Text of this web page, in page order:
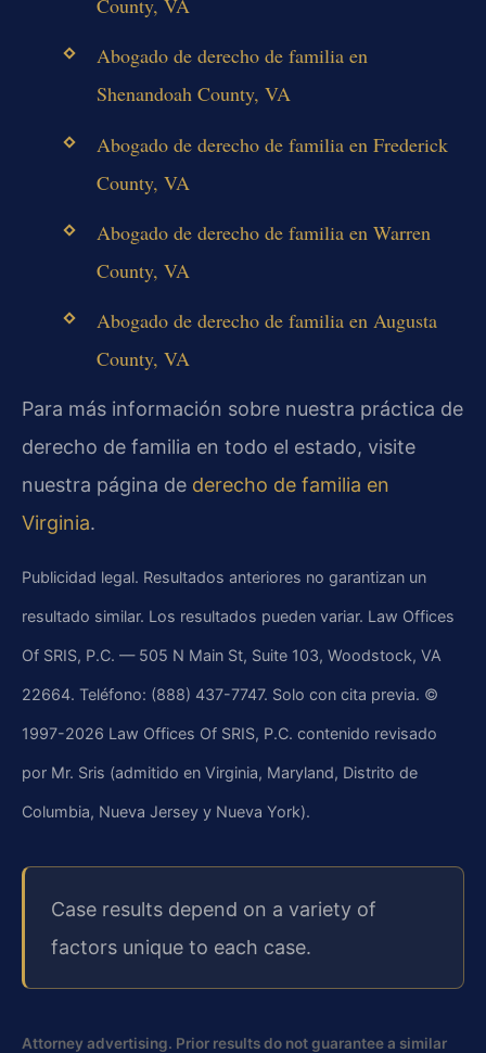
County, VA
Abogado de derecho de familia en
Shenandoah County, VA
Abogado de derecho de familia en Frederick
County, VA
Abogado de derecho de familia en Warren
County, VA
Abogado de derecho de familia en Augusta
County, VA
Para más información sobre nuestra práctica de
derecho de familia en todo el estado, visite
nuestra página de derecho de familia en
Virginia.
Publicidad legal. Resultados anteriores no garantizan un
resultado similar. Los resultados pueden variar. Law Offices
Of SRIS, P.C. — 505 N Main St, Suite 103, Woodstock, VA
22664. Teléfono: (888) 437-7747. Solo con cita previa. ©
1997-2026 Law Offices Of SRIS, P.C. contenido revisado
por Mr. Sris (admitido en Virginia, Maryland, Distrito de
Columbia, Nueva Jersey y Nueva York).
Case results depend on a variety of
factors unique to each case.
Attorney advertising. Prior results do not guarantee a similar